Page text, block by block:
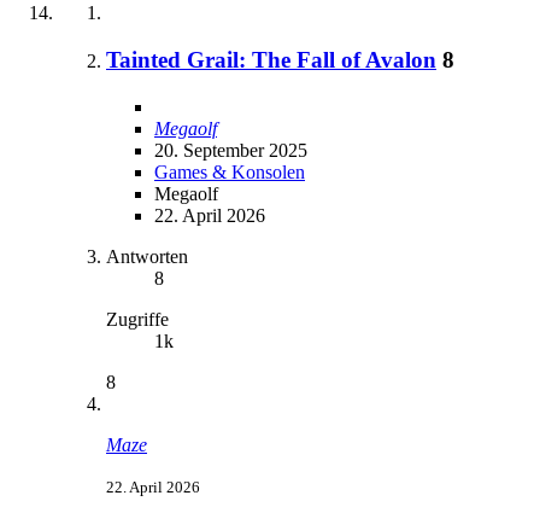
Tainted Grail: The Fall of Avalon 8
Megaolf
20. September 2025
Games & Konsolen
Megaolf
22. April 2026
Antworten
8
Zugriffe
1k
8
Maze
22. April 2026